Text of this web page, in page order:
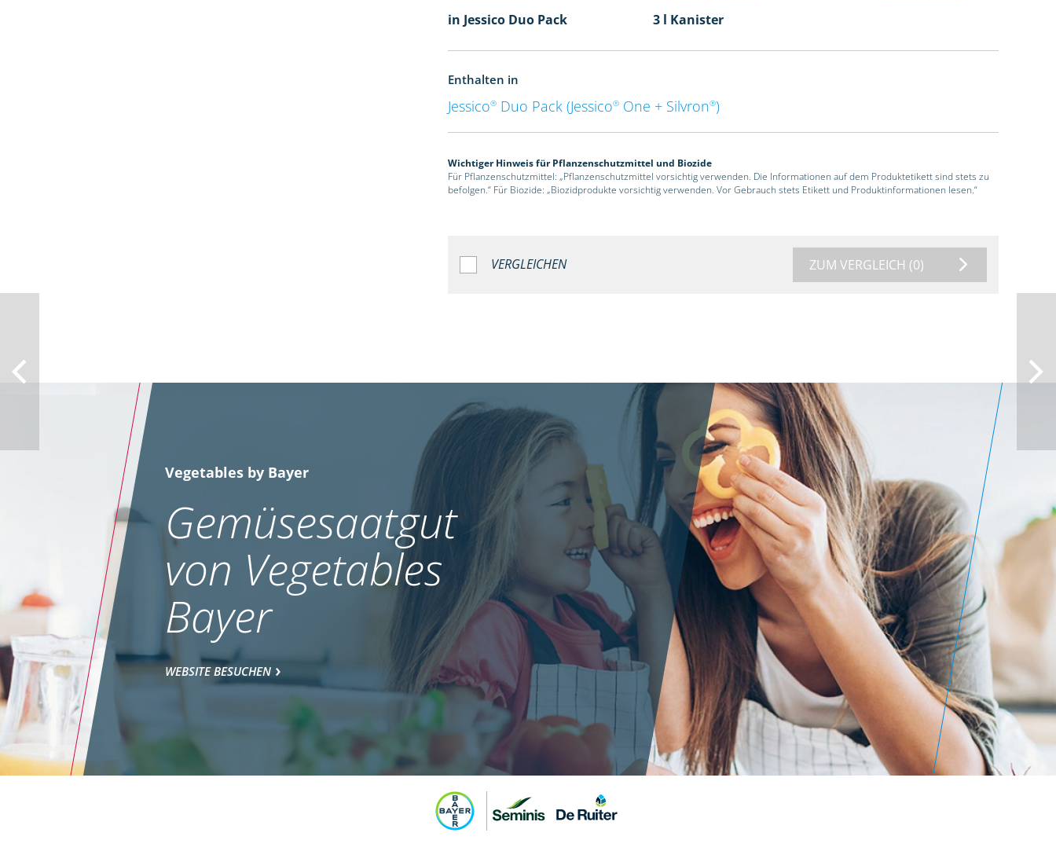
in Jessico Duo Pack 3 l Kanister
Enthalten in
Jessico® Duo Pack (Jessico® One + Silvron®)
Wichtiger Hinweis für Pflanzenschutzmittel und Biozide
Für Pflanzenschutzmittel: „Pflanzenschutzmittel vorsichtig verwenden. Die Informationen auf dem Produktetikett sind stets zu
befolgen.“ Für Biozide: „Biozidprodukte vorsichtig verwenden. Vor Gebrauch stets Etikett und Produktinformationen lesen.“
VERGLEICHEN ZUM VERGLEICH (0)
Vegetables by Bayer
Gemüsesaatgut
von Vegetables
Bayer
WEBSITE BESUCHEN